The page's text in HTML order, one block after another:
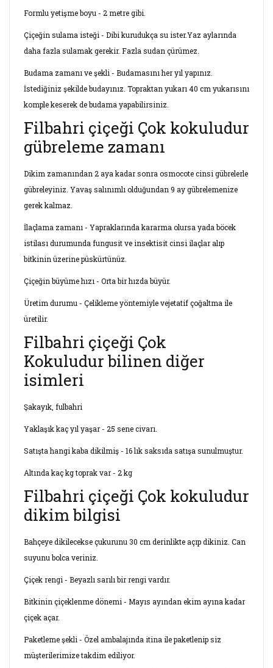
Formlu yetişme boyu - 2 metre gibi.
Çiçeğin sulama isteği - Dibi kurudukça su ister.Yaz aylarında
daha fazla sulamak gerekir. Fazla sudan çürümez.
Budama zamanı ve şekli - Budamasını her yıl yapınız.
İstediğiniz şekilde budayınız. Topraktan yukarı 40 cm yukarısını
komple keserek de budama yapabilirsiniz.
Filbahri çiçeği Çok kokuludur
gübreleme zamanı
Dikim zamanından 2 aya kadar sonra osmocote cinsi gübrelerle
gübreleyiniz. Yavaş salınımlı olduğundan 9 ay gübrelemenize
gerek kalmaz.
İlaçlama zamanı - Yapraklarında kararma olursa yada böcek
istilası durumunda fungusit ve insektisit cinsi ilaçlar alıp
bitkinin üzerine püskürtünüz.
Çiçeğin büyüme hızı - Orta bir hızda büyür.
Üretim durumu - Çelikleme yöntemiyle vejetatif çoğaltma ile
üretilir.
Filbahri çiçeği Çok
Kokuludur bilinen diğer
isimleri
Şakayık, fulbahri
Yaklaşık kaç yıl yaşar - 25 sene civarı.
Satışta hangi kaba dikilmiş - 16 lık saksıda satışa sunulmuştur.
Altında kaç kg toprak var - 2 kg
Filbahri çiçeği Çok kokuludur
dikim bilgisi
Bahçeye dikilecekse çukurunu 30 cm derinlikte açıp dikiniz. Can
suyunu bolca veriniz.
Çiçek rengi - Beyazlı sarılı bir rengi vardır.
Bitkinin çiçeklenme dönemi - Mayıs ayından ekim ayına kadar
çiçek açar.
Paketleme şekli - Özel ambalajında itina ile paketlenip siz
müşterilerimize takdim ediliyor.